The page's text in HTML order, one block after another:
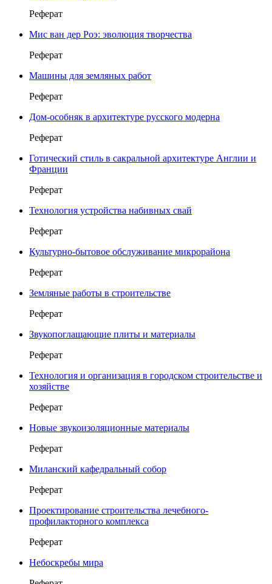
Реферат
Мис ван дер Роэ: эволюция творчества
Реферат
Машины для земляных работ
Реферат
Дом-особняк в архитектуре русского модерна
Реферат
Готический стиль в сакральной архитектуре Англии и
Франции
Реферат
Технология устройства набивных свай
Реферат
Культурно-бытовое обслуживание микрорайона
Реферат
Земляные работы в строительстве
Реферат
Звукопоглащающие плиты и материалы
Реферат
Технология и организация в городском строительстве и
хозяйстве
Реферат
Новые звукоизоляционные материалы
Реферат
Миланский кафедральный собор
Реферат
Проектирование строительства лечебного-
профилакторного комплекса
Реферат
Небоскребы мира